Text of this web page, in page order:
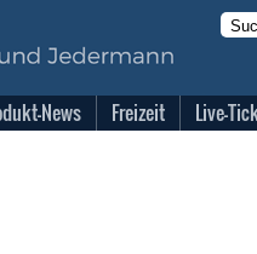
News Freizeit Live-